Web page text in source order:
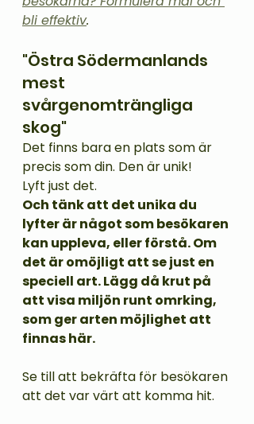
bli effektiv.
"Östra Södermanlands
mest
svårgenomträngliga
skog"
Det finns bara en plats som är
precis som din. Den är unik!
Lyft just det.
Och tänk att det unika du
lyfter är något som besökaren
kan uppleva, eller förstå. Om
det är omöjligt att se just en
speciell art. Lägg då krut på
att visa miljön runt omrking,
som ger arten möjlighet att
finnas här.
Se till att bekräfta för besökaren
att det var värt att komma hit.